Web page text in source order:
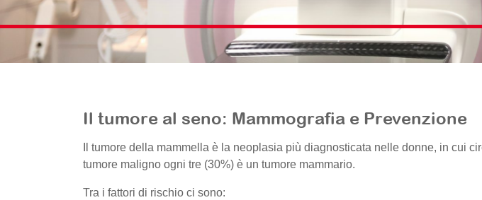
Il tumore al seno: Mammografia e Prevenzione
Il tumore della mammella è la neoplasia più diagnosticata nelle donne, in cui
tumore maligno ogni tre (30%) è un tumore mammario.
Tra i fattori di rischio ci sono: